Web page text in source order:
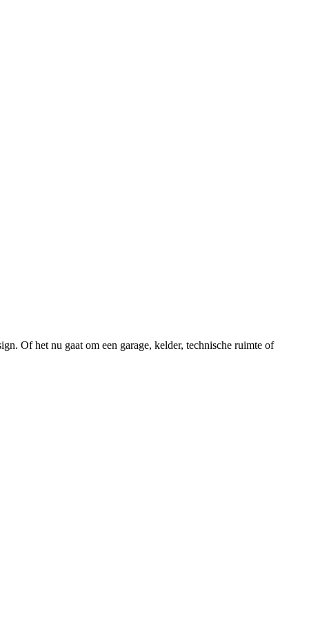
Of het nu gaat om een garage, kelder, technische ruimte of